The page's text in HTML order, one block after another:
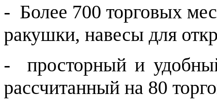
- Более 700 торговых
ракушки, навесы для
- просторный и
рассчитанный на 80